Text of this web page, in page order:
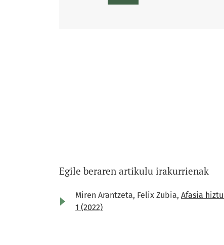
Egile beraren artikulu irakurrienak
Miren Arantzeta, Felix Zubia, Afasia
1 (2022)